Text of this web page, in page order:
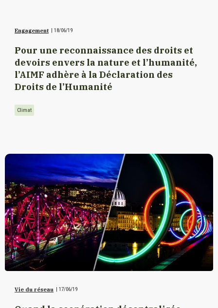
Engagement | 18/06/19
Pour une reconnaissance des droits et
devoirs envers la nature et l’humanité,
l’AIMF adhère à la Déclaration des
Droits de l’Humanité
Climat
Vie du réseau | 17/06/19